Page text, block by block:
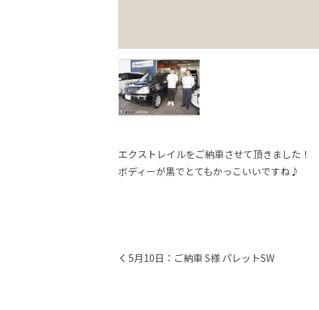
エクストレイルをご納車させて頂きました！
ボディーが黒でとてもかっこいいですね♪
5月10日：ご納車 S様 パレットSW